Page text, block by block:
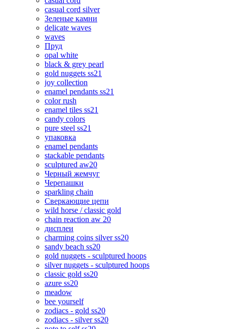
casual cord silver
Зеленые камни
delicate waves
waves
Пруд
opal white
black & grey pearl
gold nuggets ss21
joy collection
enamel pendants ss21
color rush
enamel tiles ss21
candy colors
pure steel ss21
упаковка
enamel pendants
stackable pendants
sculptured aw20
Черный жемчуг
Черепашки
sparkling chain
Сверкающие цепи
wild horse / classic gold
chain reaction aw 20
дисплеи
charming coins silver ss20
sandy beach ss20
gold nuggets - sculptured hoops
silver nuggets - sculptured hoops
classic gold ss20
azure ss20
meadow
bee yourself
zodiacs - gold ss20
zodiacs - silver ss20